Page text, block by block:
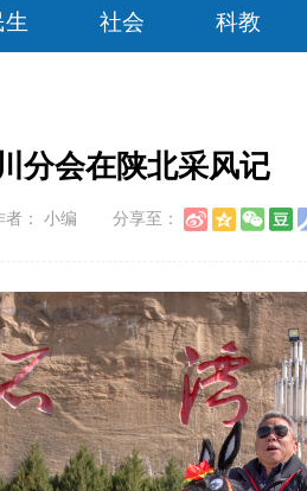
生 社会 科教
分会在陕北采风记
者： 小编 分享至：